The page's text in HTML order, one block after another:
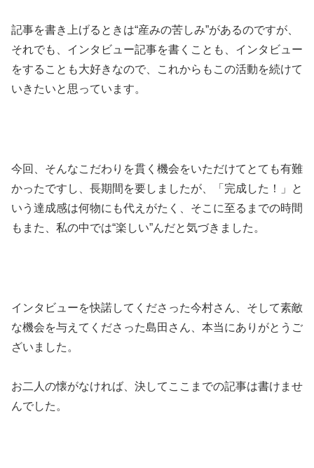
記事を書き上げるときは“産みの苦しみ”があるのですが、
それでも、インタビュー記事を書くことも、インタビュー
をすることも大好きなので、これからもこの活動を続けて
いきたいと思っています。
今回、そんなこだわりを貫く機会をいただけてとても有難
かったですし、長期間を要しましたが、「完成した！」と
いう達成感は何物にも代えがたく、そこに至るまでの時間
もまた、私の中では“楽しい”んだと気づきました。
インタビューを快諾してくださった今村さん、そして素敵
な機会を与えてくださった島田さん、本当にありがとうご
ざいました。
お二人の懐がなければ、決してここまでの記事は書けませ
んでした。